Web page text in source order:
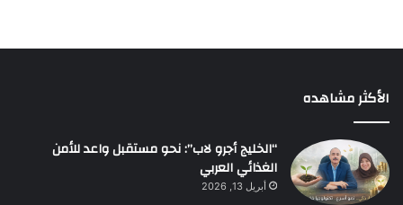
الأكثر مشاهده
“الخليج أجرو لاب”: نحو مستقبل واعد للأمن
الغذائي العربي
أبريل 13, 2026